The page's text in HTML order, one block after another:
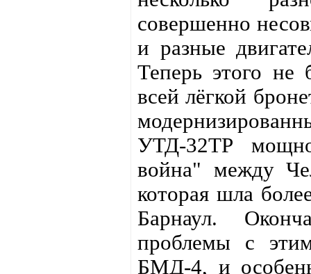
совершенно
и разные
Теперь этого не
всей лёгкой
УТД-32ТР
война" между
которая шла
Барнаул.
проблемы с
БМД-4, и